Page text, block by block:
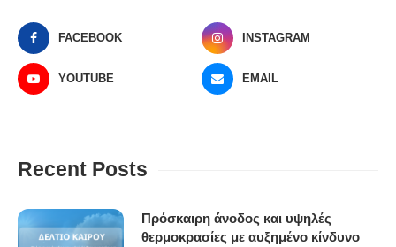
FACEBOOK INSTAGRAM
YOUTUBE EMAIL
Recent Posts
Πρόσκαιρη άνοδος και υψηλές
θερμοκρασίες με αυξημένο κίνδυνο